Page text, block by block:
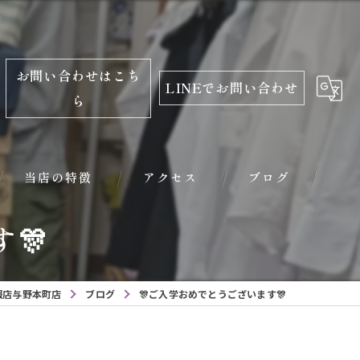
お問い合わせはこち
ら
LINEでお問い合わせ
当店の特徴
振袖
学生服
アクセス ブログ
🎊
与野本町店 ブログ 🎊ご入学おめでとうございます🎊